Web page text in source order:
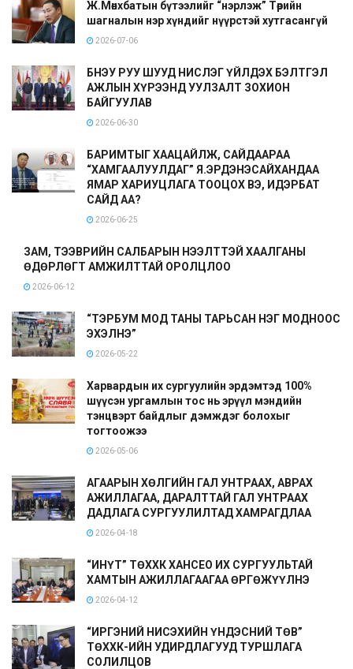
Ж.Мөнхбатын бүтээлийг “нэрлэж” Төрийн
шагналын нэр хүндийг нүүрстэй хутгасангүй
2026-07-06
БНЭУ РУУ ШУУД НИСЛЭГ ҮЙЛДЭХ БЭЛТГЭЛ
АЖЛЫН ХҮРЭЭНД УУЛЗАЛТ ЗОХИОН
БАЙГУУЛАВ
2026-06-30
БАРИМТЫГ ХААЦАЙЛЖ, САЙДААРАА
“ХАМГААЛУУЛДАГ” Я.ЭРДЭНЭСАЙХАНДАА
ЯМАР ХАРИУЦЛАГА ТООЦОХ ВЭ, ИДЭРБАТ
САЙД АА?
2026-06-25
ЗАМ, ТЭЭВРИЙН САЛБАРЫН НЭЭЛТТЭЙ ХААЛГАНЫ
ӨДӨРЛӨГТ АМЖИЛТТАЙ ОРОЛЦЛОО
2026-06-12
“ТЭРБУМ МОД ТАНЫ ТАРЬСАН НЭГ МОДНООС
ЭХЭЛНЭ”
2026-05-22
Харвардын их сургуулийн эрдэмтэд 100%
шүүсэн ургамлын тос нь эрүүл мэндийн
тэнцвэрт байдлыг дэмждэг болохыг
тогтоожээ
2026-05-06
АГААРЫН ХӨЛГИЙН ГАЛ УНТРААХ, АВРАХ
АЖИЛЛАГАА, ДАРАЛТТАЙ ГАЛ УНТРААХ
ДАДЛАГА СУРГУУЛИЛТАД ХАМРАГДЛАА
2026-04-18
“ИНҮТ” ТӨХХК ХАНСЕО ИХ СУРГУУЛЬТАЙ
ХАМТЫН АЖИЛЛАГААГАА ӨРГӨЖҮҮЛНЭ
2026-04-12
“ИРГЭНИЙ НИСЭХИЙН ҮНДЭСНИЙ ТӨВ”
ТӨХХК-ИЙН УДИРДЛАГУУД ТУРШЛАГА
СОЛИЛЦОВ